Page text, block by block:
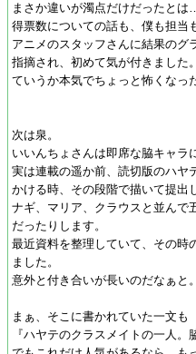
まさか違いが濁点だけだったとは
得票数についての話も、僕も担当
アニメのスタッフさんに結果のグ
指摘され、初めて気が付きました。
ていうか本気でちょっと怖くなっ
次は泉。
いいんちょさんは即席な脇キャラ
実は連載の遥か前、読切版のハヤ
かける時、その段階で描いて提出
ナギ、マリア、クラウスと並んで
だったりします。
最近資料を整理していて、その時
ました。
意外と付き合いが長いのだなぁと。
まぁ、そこに書かれていた一文も
『ハヤテのクラスメイトの一人